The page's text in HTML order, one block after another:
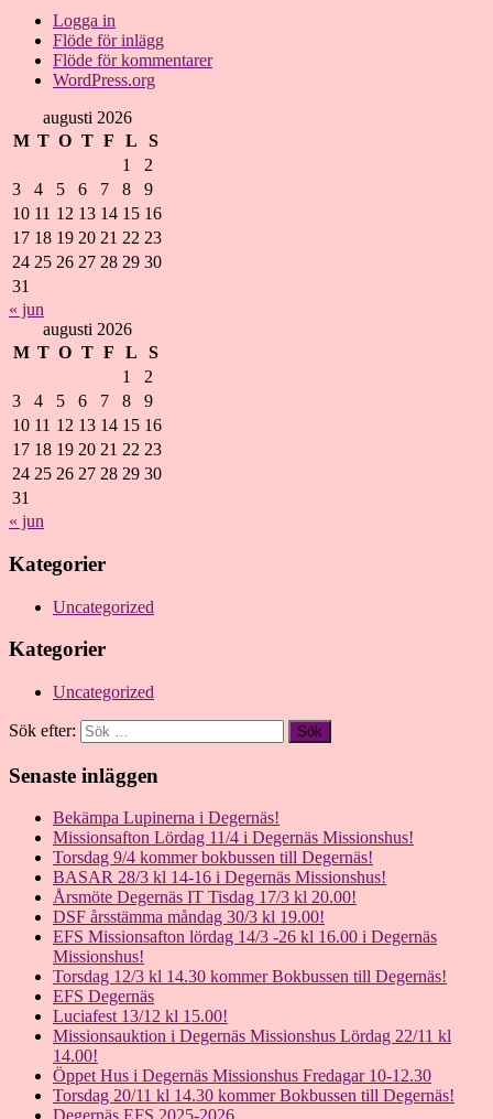
Logga in
Flöde för inlägg
Flöde för kommentarer
WordPress.org
augusti 2026
M T O T F L
S
1
2
3
4 5 6 7 8
9
10 11 12 13 14 15 16
17 18 19 20 21 22 23
24 25 26 27 28 29 30
31
« jun
augusti 2026
M T O T F L
S
1
2
3
4 5 6 7 8
9
10 11 12 13 14 15 16
17 18 19 20 21 22 23
24 25 26 27 28 29 30
31
« jun
Kategorier
Uncategorized
Kategorier
Uncategorized
Sök efter:
Senaste inläggen
Bekämpa Lupinerna i Degernäs!
Missionsafton Lördag 11/4 i Degernäs Missionshus!
Torsdag 9/4 kommer bokbussen till Degernäs!
BASAR 28/3 kl 14-16 i Degernäs Missionshus!
Årsmöte Degernäs IT Tisdag 17/3 kl 20.00!
DSF årsstämma måndag 30/3 kl 19.00!
EFS Missionsafton lördag 14/3 -26 kl 16.00 i Degernäs
Missionshus!
Torsdag 12/3 kl 14.30 kommer Bokbussen till Degernäs!
EFS Degernäs
Luciafest 13/12 kl 15.00!
Missionsauktion i Degernäs Missionshus Lördag 22/11 kl
14.00!
Öppet Hus i Degernäs Missionshus Fredagar 10-12.30
Torsdag 20/11 kl 14.30 kommer Bokbussen till Degernäs!